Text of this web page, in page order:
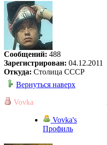
Сообщений: 488
Зарегистрирован: 04.12.2011
Откуда: Столица СССР
Вернуться наверх
Vovka
Vovka's
Профиль